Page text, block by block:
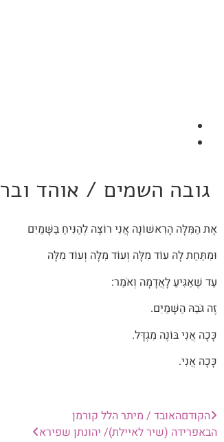
גובה השמים / אוהד ובר
אֶת הַמִּלָּה הָרִאשׁוֹנָה אֲנִי רוֹצֶה לְהַנִּיחַ בַּשָּׁמַיִם
וּמִתַּחַת לָהּ עוֹד מִלָּה וְעוֹד מִלָּה וְעוֹד מִלָּה
עַד שֶׁאַגִּיעַ לָאֲדָמָה וְאֹמַר:
זֶה גֹּבַהּ הַשָּׁמַיִם.
כָּכָה אֲנִי בּוֹנֶה מִגְדָּל.
כָּכָה אֲנִי.
הקודםהאובד / מיתר הלל קורמן
הבאפרידה (שיר לאיילת)/ יהונתן שפירא